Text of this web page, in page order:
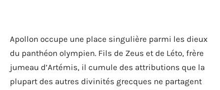
Apollon occupe une place singulière parmi les dieux
du panthéon olympien. Fils de Zeus et de Léto, frère
jumeau d’Artémis, il cumule des attributions que la
plupart des autres divinités grecques ne partagent